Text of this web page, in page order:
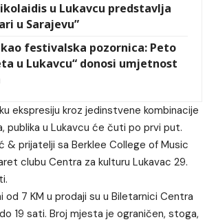
u Lukavcu predstavlja
u Sarajevu”
festivalska pozornica: Peto
u Lukavcu“ donosi umjetnost
ekspresiju kroz jedinstvene kombinacije
publika u Lukavcu će čuti po prvi put.
& prijatelji sa Berklee College of Music
clubu Centra za kulturu Lukavac 29.
od 7 KM u prodaji su u Biletarnici Centra
19 sati. Broj mjesta je ograničen, stoga,